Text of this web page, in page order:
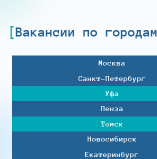
Вакансии по городам
Москва
Санкт-Петербург
Уфа
Пенза
Томск
Новосибирск
Екатеринбург